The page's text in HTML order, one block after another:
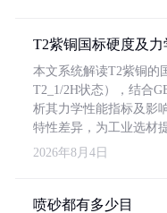
T2紫铜国标硬度及
本文系统解读T2紫铜的
T2_1/2H状态），结合
析其力学性能指标及影
特性差异，为工业选材
2026年8月4日
喷砂都有多少目